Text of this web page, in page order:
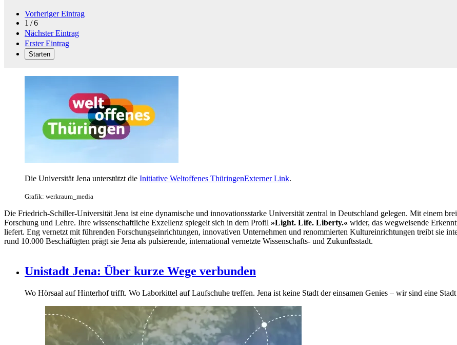
Vorheriger Eintrag
1 / 6
Nächster Eintrag
Erster Eintrag
Starten
Friedrich-Schiller-Universität Jena
Die Universität Jena unterstützt die Initiative Weltoffenes ThüringenExterner Link.
Grafik: werkraum_media
Die Friedrich-Schiller-Universität Jena ist eine dynamische und innovationsstarke Universität zentral in Deutschland gelegen. Mit einem
Forschung und Lehre. Ihre wissenschaftliche Exzellenz spiegelt sich in dem Profil »Light. Life. Liberty.« wider, das wegweisende
liefert. Eng vernetzt mit führenden Forschungseinrichtungen, innovativen Unternehmen und renommierten Kultureinrichtungen treibt sie
rund 10.000 Beschäftigten prägt sie Jena als pulsierende, international vernetzte Wissenschafts- und Zukunftsstadt.
Unistadt Jena: Über kurze Wege verbunden
Wo Hörsaal auf Hinterhof trifft. Wo Laborkittel auf Laufschuhe treffen. Jena ist keine Stadt der einsamen Genies – wir sind eine